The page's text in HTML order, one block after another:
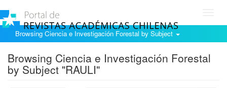
Browsing Ciencia e Investigación Forestal by Subject
Browsing Ciencia e Investigación Forestal
by Subject "RAULI"